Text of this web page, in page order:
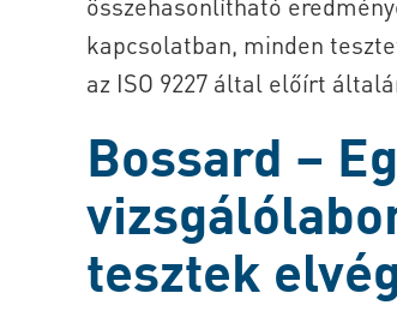
kapcsolatban, minden
az ISO 9227 által előírt
Bossard –
tesztek